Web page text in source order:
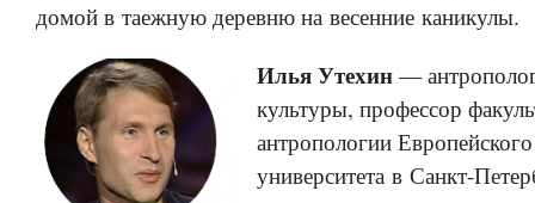
домой в таежную деревню на весенние каникулы.
Илья Утехин —
культуры, профессор
антропологии Европейского
университета в Санкт-